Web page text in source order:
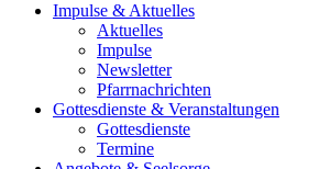
Impulse & Aktuelles
Aktuelles
Impulse
Newsletter
Pfarrnachrichten
Gottesdienste & Veranstaltungen
Gottesdienste
Termine